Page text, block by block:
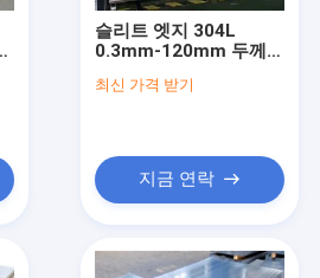
슬리트 엣지 304L
0.3mm-120mm 두께
최신 가격 받기
지금 연락